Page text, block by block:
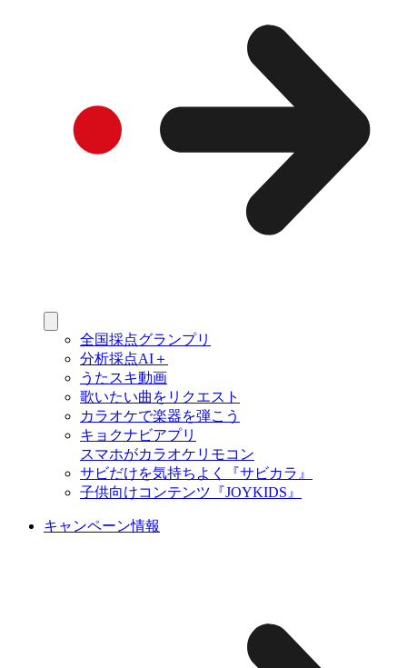
全国採点グランプリ
分析採点AI＋
うたスキ動画
歌いたい曲をリクエスト
カラオケで楽器を弾こう
キョクナビアプリ
スマホがカラオケリモコン
サビだけを気持ちよく『サビカラ』
子供向けコンテンツ『JOYKIDS』
キャンペーン情報